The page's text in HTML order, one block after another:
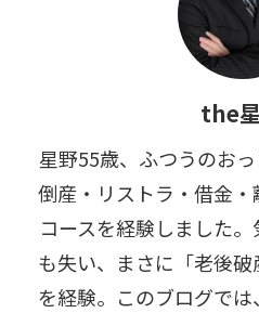
the
星野55歳、ふつうのおっ
倒産・リストラ・借金
コースを経験しました
も失い、まさに「老後
を経験。このブログで